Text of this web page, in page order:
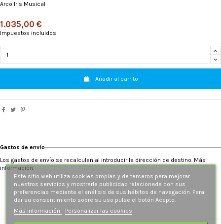
Arco Iris Musical
1.035,00 €
Impuestos incluidos
Añadir al carrito
Gastos de envío
Los gastos de envío se recalculan al introducir la dirección de destino. Más
información.
Este sitio web utiliza cookies propias y de terceros para mejorar
nuestros servicios y mostrarle publicidad relacionada con sus
preferencias mediante el análisis de sus hábitos de navegación. Para
dar su consentimiento sobre su uso pulse el botón Acepto.
Más información
Personalizar las cookies